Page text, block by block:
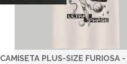
CAMISETA PLUS-SIZE FURIOSA